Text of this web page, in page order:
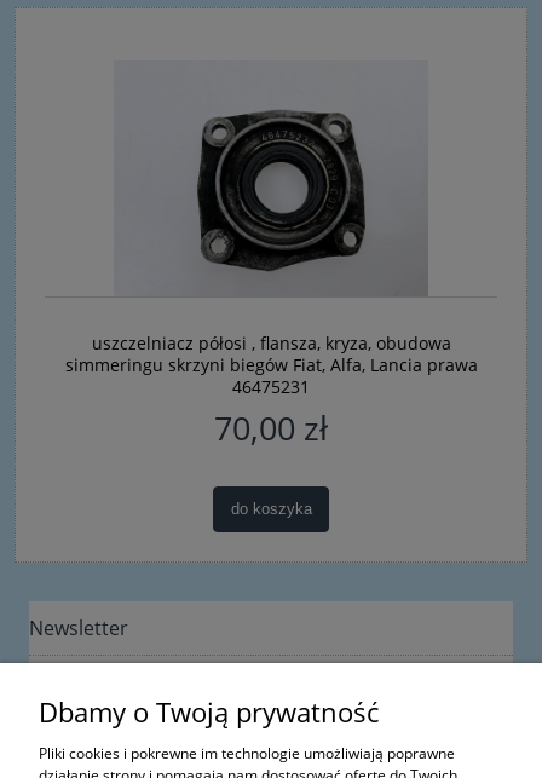
uszczelniacz półosi , flansza, kryza, obudowa
simmeringu skrzyni biegów Fiat, Alfa, Lancia prawa
46475231
70,00 zł
do koszyka
Newsletter
Dbamy o Twoją prywatność
Pliki cookies i pokrewne im technologie umożliwiają poprawne